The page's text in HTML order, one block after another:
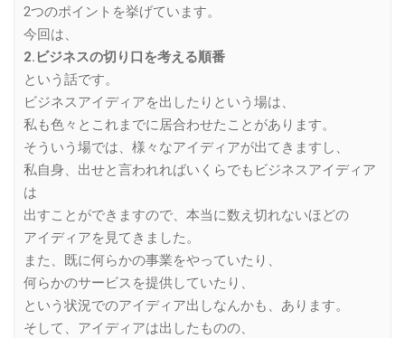
2つのポイントを挙げています。
今回は、
2.ビジネスの切り口を考える順番
という話です。
ビジネスアイディアを出したりという場は、
私も色々とこれまでに居合わせたことがあります。
そういう場では、様々なアイディアが出てきますし、
私自身、出せと言われればいくらでもビジネスアイディア
は
出すことができますので、本当に数え切れないほどの
アイディアを見てきました。
また、既に何らかの事業をやっていたり、
何らかのサービスを提供していたり、
という状況でのアイディア出しなんかも、あります。
そして、アイディアは出したものの、